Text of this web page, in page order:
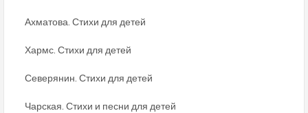
Ахматова. Стихи для детей
Хармс. Стихи для детей
Северянин. Стихи для детей
Чарская. Стихи и песни для детей